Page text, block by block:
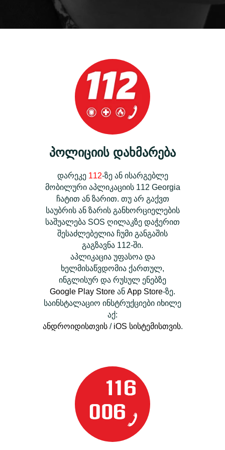
პოლიციის დახმარება
დარეკე 112-ზე ან ისარგებლე
მობილური აპლიკაციის 112 Georgia
ჩატით ან ზარით. თუ არ გაქვთ
საუბრის ან ზარის განხორციელების
საშუალება SOS ღილაკზე დაჭერით
შესაძლებელია ჩუმი განგაშის
გაგზავნა 112-ში.
აპლიკაცია უფასოა და
ხელმისაწვდომია ქართულ,
ინგლისურ და რუსულ ენებზე
Google Play Store ან App Store-ზე.
საინსტალაციო ინსტრუქციები იხილე
აქ:
ანდროიდისთვის/ iOS სისტემისთვის.